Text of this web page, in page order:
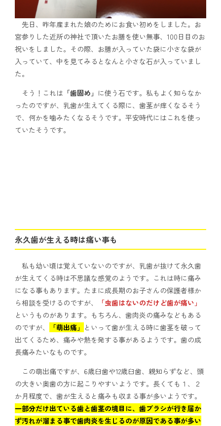
先日、昨年産まれた娘のためにお食い初めをしました。お
宮参りした近所の神社で頂いたお膳を使い無事、100日目のお
祝いをしました。その際、お膳が入っていた袋に小さな袋が
入っていて、中を見てみるとなんと小さな石が入っていまし
た。
そう！これは 「歯固め」 に使う石です。私もよく知らなか
ったのですが、乳歯が生えてくる際に、歯茎が痒くなるそう
で、何かを噛みたくなるそうです。平安時代にはこれを使っ
ていたそうです。
永久歯が生える時は痛い事も
私も幼い頃は覚えていないのですが、乳歯が抜けて永久歯
が生えてくる時は不思議な感覚のようです。これは時に痛み
になる事もあります。たまに成長期のお子さんの保護者様か
ら相談を受けるのですが、
「虫歯はないのだけど歯が痛い」
というものがあります。もちろん、歯肉炎の痛みなどもある
のですが、
「萌出痛」 といって歯が生える時に歯茎を破って
出てくるため、痛みや熱を発する事があるようです。歯の成
長痛みたいなものです。
この萌出痛ですが、6歳臼歯や12歳臼歯、親知らずなど、頭
の大きい奥歯の方に起こりやすいようです。長くても１、２
か月程度で、歯が生えると痛みも収まる事が多いようです。
一部分だけ出ている歯と歯茎の境目に、歯ブラシが行き届か
ず汚れが溜まる事で歯肉炎を生じるのが原因である事が多い